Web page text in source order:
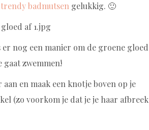
badmutsen gelukkig. 🙂
nog een manier om de groene
gaat zwemmen!
en maak een knotje boven op je
(zo voorkom je dat je je haar